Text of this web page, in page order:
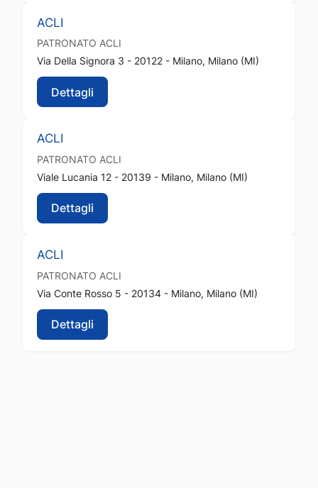
ACLI
PATRONATO ACLI
Via Della Signora 3 - 20122 - Milano, Milano (MI)
Dettagli
ACLI
PATRONATO ACLI
Viale Lucania 12 - 20139 - Milano, Milano (MI)
Dettagli
ACLI
PATRONATO ACLI
Via Conte Rosso 5 - 20134 - Milano, Milano (MI)
Dettagli